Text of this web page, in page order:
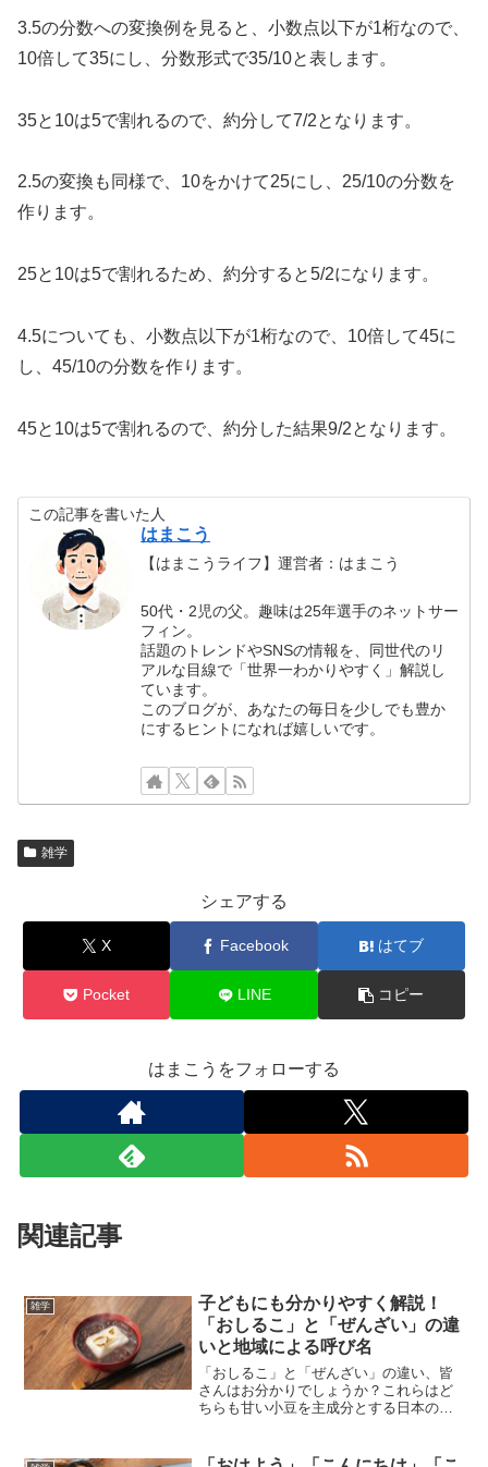
3.5の分数への変換例を見ると、小数点以下が1桁なので、
10倍して35にし、分数形式で35/10と表します。
35と10は5で割れるので、約分して7/2となります。
2.5の変換も同様で、10をかけて25にし、25/10の分数を
作ります。
25と10は5で割れるため、約分すると5/2になります。
4.5についても、小数点以下が1桁なので、10倍して45に
し、45/10の分数を作ります。
45と10は5で割れるので、約分した結果9/2となります。
この記事を書いた人
はまこう
【はまこうライフ】運営者：はまこう
50代・2児の父。趣味は25年選手のネットサー
フィン。
話題のトレンドやSNSの情報を、同世代のリ
アルな目線で「世界一わかりやすく」解説し
ています。
このブログが、あなたの毎日を少しでも豊か
にするヒントになれば嬉しいです。
雑学
シェアする
X Facebook はてブ
Pocket LINE コピー
はまこうをフォローする
関連記事
雑学
子どもにも分かりやすく解説！
「おしるこ」と「ぜんざい」の違
いと地域による呼び名
「おしるこ」と「ぜんざい」の違い、皆
さんはお分かりでしょうか？これらはど
ちらも甘い小豆を主成分とする日本の伝
口いっぱいに広がり、寒い冬の日にはぴ